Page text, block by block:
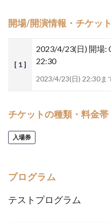
開場/開演情報・チケッ
[ 1 ]
2023/4/23(日) 開場:
22:30
2023/4/23(日) 22:30ま
チケットの種類・料金帯
入場券
プログラム
テストプログラム